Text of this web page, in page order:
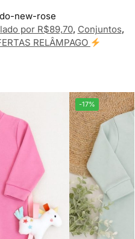
new-rose
por R$89,70, Conjuntos,
RELÂMPAGO
-17%